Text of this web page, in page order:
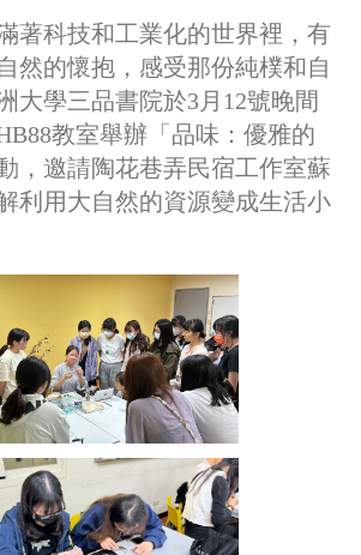
著科技和工業化的世界裡，有
然的懷抱，感受那份純樸和自
大學三品書院於3月12號晚間
教室舉辦「品味：優雅的
，邀請陶花巷弄民宿工作室蘇
利用大自然的資源變成生活小